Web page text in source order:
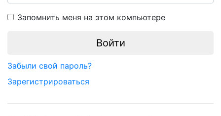
Запомнить меня на этом компьютере
Забыли свой пароль?
Зарегистрироваться